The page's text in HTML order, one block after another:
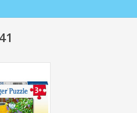
puzzels, 12
kleuter, konijn,
puzzel,